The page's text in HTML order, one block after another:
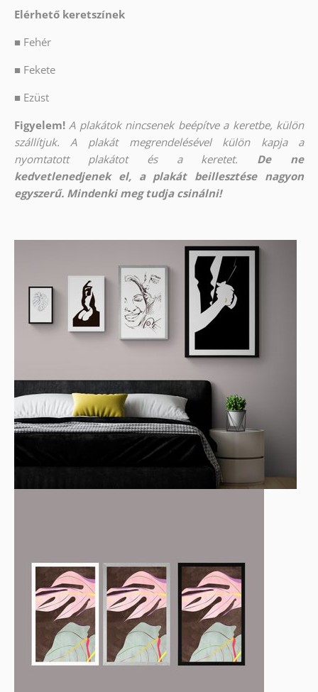
Elérhető keretszínek
■ Fehér
■ Fekete
■ Ezüst
Figyelem! A plakátok nincsenek beépítve a keretbe, külön
szállítjuk. A plakát megrendelésével külön kapja a
nyomtatott plakátot és a keretet.
De ne
kedvetlenedjenek el, a plakát beillesztése nagyon
egyszerű. Mindenki meg tudja csinálni!